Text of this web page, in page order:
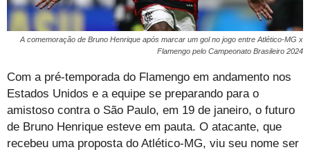
A comemoração de Bruno Henrique após marcar um gol no jogo entre Atlético-MG x
Flamengo pelo Campeonato Brasileiro 2024
Com a pré-temporada do Flamengo em andamento nos
Estados Unidos e a equipe se preparando para o
amistoso contra o São Paulo, em 19 de janeiro, o futuro
de Bruno Henrique esteve em pauta. O atacante, que
recebeu uma proposta do Atlético-MG, viu seu nome ser